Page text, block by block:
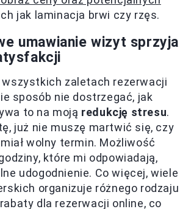
jak laminacja brwi czy rzęs.
umawianie wizyt sprzyja
wszystkich zaletach rezerwacji
sposób nie dostrzegać, jak
to na moją redukcję stresu.
już nie muszę martwić się, czy
wolny termin. Możliwość
które mi odpowiadają,
udogodnienie. Co więcej, wiele
organizuje różnego rodzaju
dla rezerwacji online, co